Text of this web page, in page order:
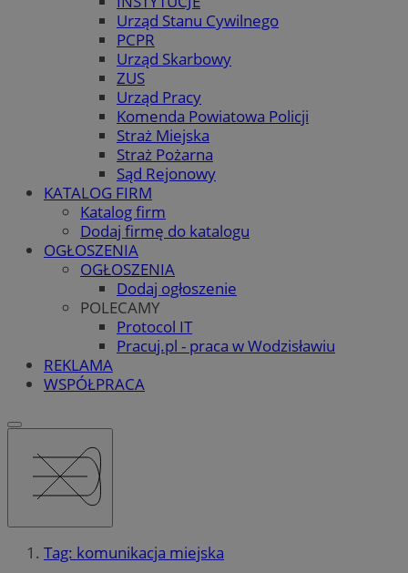
Urząd Stanu Cywilnego
PCPR
Urząd Skarbowy
ZUS
Urząd Pracy
Komenda Powiatowa Policji
Straż Miejska
Straż Pożarna
Sąd Rejonowy
KATALOG FIRM
Katalog firm
Dodaj firmę do katalogu
OGŁOSZENIA
OGŁOSZENIA
Dodaj ogłoszenie
POLECAMY
Protocol IT
Pracuj.pl - praca w Wodzisławiu
REKLAMA
WSPÓŁPRACA
Tag: komunikacja miejska